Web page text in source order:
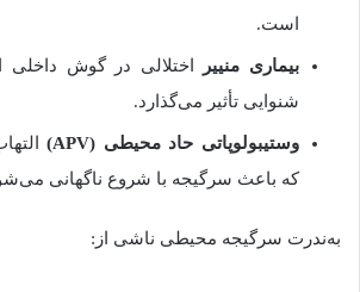
است.
بیماری منییر
اختلالی در گوش
شنوایی تأثیر می‌گذارد.
وستیبولوپاتی حاد محیطی (APV)
که باعث سرگیجه با شروع ناگهانی
به‌ندرت سرگیجه محیطی ناشی از :